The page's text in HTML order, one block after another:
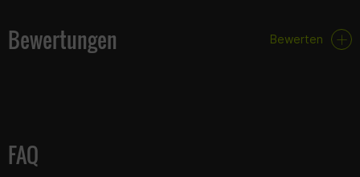
Bewertungen Bewerten
FAQ